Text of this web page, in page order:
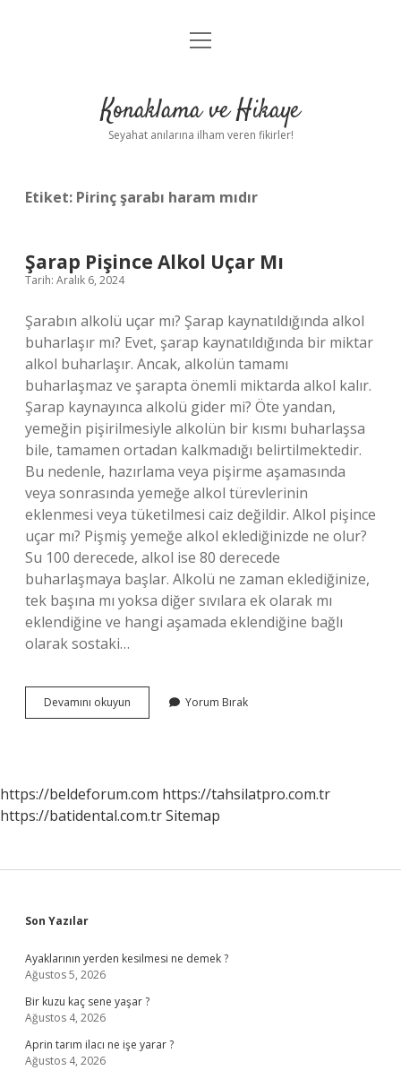
Anasayfa
Yasal Uyarı
menüyü
Konaklama ve Hikaye
Seyahat anılarına ilham veren fikirler!
Etiket: Pirinç şarabı haram mıdır
Şarap Pişince Alkol Uçar Mı
Tarih: Aralık 6, 2024
Şarabın alkolü uçar mı? Şarap kaynatıldığında alkol
buharlaşır mı? Evet, şarap kaynatıldığında bir miktar
alkol buharlaşır. Ancak, alkolün tamamı
buharlaşmaz ve şarapta önemli miktarda alkol kalır.
Şarap kaynayınca alkolü gider mi? Öte yandan,
yemeğin pişirilmesiyle alkolün bir kısmı buharlaşsa
bile, tamamen ortadan kalkmadığı belirtilmektedir.
Bu nedenle, hazırlama veya pişirme aşamasında
veya sonrasında yemeğe alkol türevlerinin
eklenmesi veya tüketilmesi caiz değildir. Alkol pişince
uçar mı? Pişmiş yemeğe alkol eklediğinizde ne olur?
Su 100 derecede, alkol ise 80 derecede
buharlaşmaya başlar. Alkolü ne zaman eklediğinize,
tek başına mı yoksa diğer sıvılara ek olarak mı
eklendiğine ve hangi aşamada eklendiğine bağlı
olarak sostaki…
Devamını okuyun
Pişince
Yorum Bırak
https://beldeforum.com https://tahsilatpro.com.tr
https://batidental.com.trSitemap
Sidebar
Son Yazılar
Ayaklarının yerden kesilmesi ne demek ?
Ağustos 5, 2026
Bir kuzu kaç sene yaşar ?
Ağustos 4, 2026
Aprin tarım ilacı ne işe yarar ?
Ağustos 4, 2026